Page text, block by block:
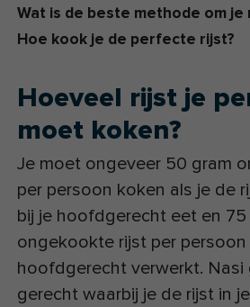
Wat is de beste methode om
Hoe kook je de perfecte rijst?
Hoeveel rijst je
moet koken?
Je moet ongeveer 50 gram
per persoon koken als je de
bij je hoofdgerecht eet en 75
ongekookte rijst per
hoofdgerecht verwerkt. Nasi
gerecht waarbij je de rijst in